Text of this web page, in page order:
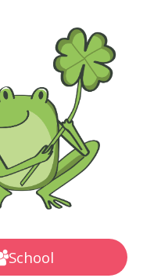
School